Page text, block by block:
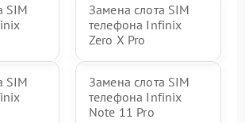
SIM
Замена слота SIM
телефона Infinix
Zero X Pro
SIM
Замена слота SIM
телефона Infinix
Note 11 Pro